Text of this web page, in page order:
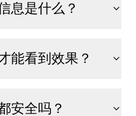
息是什么？
能看到效果？
安全吗？